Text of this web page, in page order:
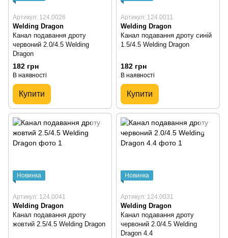
Артикул: 124.0026
Welding Dragon
Канал подавання дроту
червоний 2.0/4.5 Welding
Dragon
182 грн
В наявності
Купити
Артикул: 124.0011
Welding Dragon
Канал подавання дроту синій
1.5/4.5 Welding Dragon
182 грн
В наявності
Купити
Новинка
Артикул: 124.0041
Welding Dragon
Канал подавання дроту
жовтий 2.5/4.5 Welding Dragon
Новинка
Артикул: 124.0031
Welding Dragon
Канал подавання дроту
червоний 2.0/4.5 Welding
Dragon 4.4